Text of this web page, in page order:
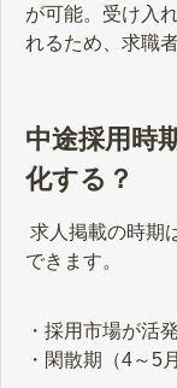
が可能。受け入
れるため、求職
中途採用時
化する？
求人掲載の時期
できます。
・採用市場が活
・閑散期（4～5